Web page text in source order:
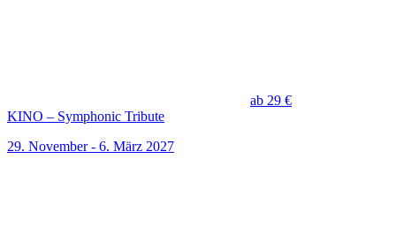
ab 29 €
KINO – Symphonic Tribute
29. November - 6. März 2027